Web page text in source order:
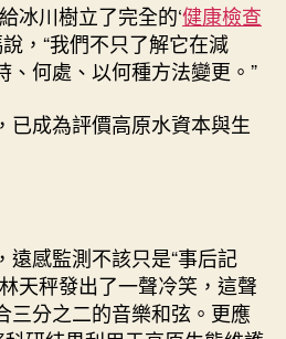
冰川樹立了完全的‘健康檢查
，“我們不只了解它在減
、何處、以何種方法變更。”
已成為評價高原水資本與生
遠感監測不該只是“事后記
天秤發出了一聲冷笑，這聲
三分之二的音樂和弦。更應